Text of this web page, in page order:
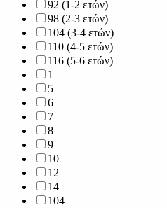
92 (1-2 ετών)
98 (2-3 ετών)
104 (3-4 ετών)
110 (4-5 ετών)
116 (5-6 ετών)
1
5
6
7
8
9
10
12
14
104